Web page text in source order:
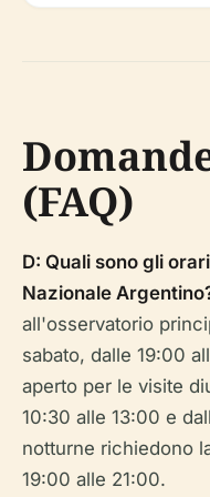
(FAQ)
D: Quali sono gli
Nazionale
all'osservatorio
sabato, dalle 19:00
aperto per le visite
10:30 alle 13:00 e
notturne richiedono
19:00 alle 21:00.